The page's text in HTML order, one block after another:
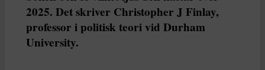
2025. Det skriver Christopher J Finlay,
professor i politisk teori vid Durham
University.